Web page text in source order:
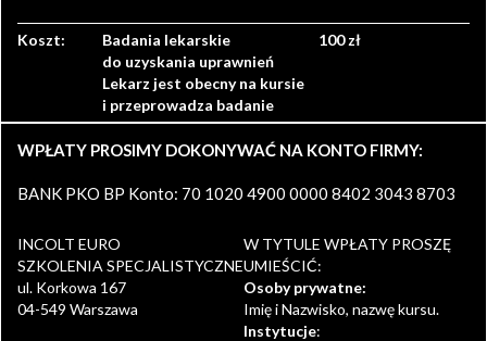
Koszt:
Badania lekarskie
do uzyskania uprawnień
Lekarz jest obecny na kursie
i przeprowadza badanie
100 zł
WPŁATY PROSIMY DOKONYWAĆ NA KONTO FIRMY:
BANK PKO BP Konto: 70 1020 4900 0000 8402 3043 8703
INCOLT EURO
SZKOLENIA SPECJALISTYCZNE
ul. Korkowa 167
04-549 Warszawa
W TYTULE WPŁATY PROSZĘ
UMIEŚCIĆ:
Osoby prywatne:
Imię i Nazwisko, nazwę kursu.
Instytucje: